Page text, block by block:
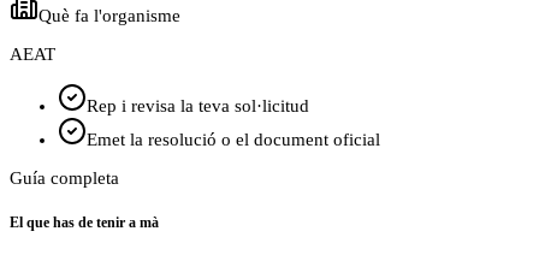
Què fa l'organisme
AEAT
Rep i revisa la teva sol·licitud
Emet la resolució o el document oficial
Guía completa
El que has de tenir a mà